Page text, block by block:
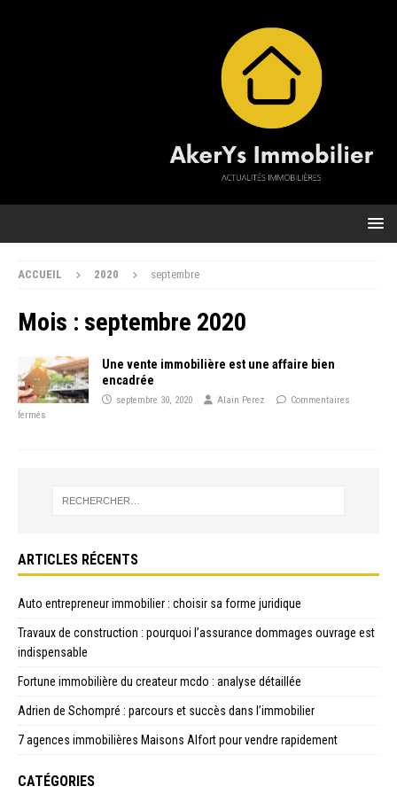
ACCUEIL 2020 septembre
Mois : septembre 2020
Une vente immobilière est une affaire bien
encadrée
septembre 30, 2020 Alain Perez
Commentaires
fermés
ARTICLES RÉCENTS
Auto entrepreneur immobilier : choisir sa forme juridique
Travaux de construction : pourquoi l’assurance dommages ouvrage est
indispensable
Fortune immobilière du createur mcdo : analyse détaillée
Adrien de Schompré : parcours et succès dans l’immobilier
7 agences immobilières Maisons Alfort pour vendre rapidement
CATÉGORIES